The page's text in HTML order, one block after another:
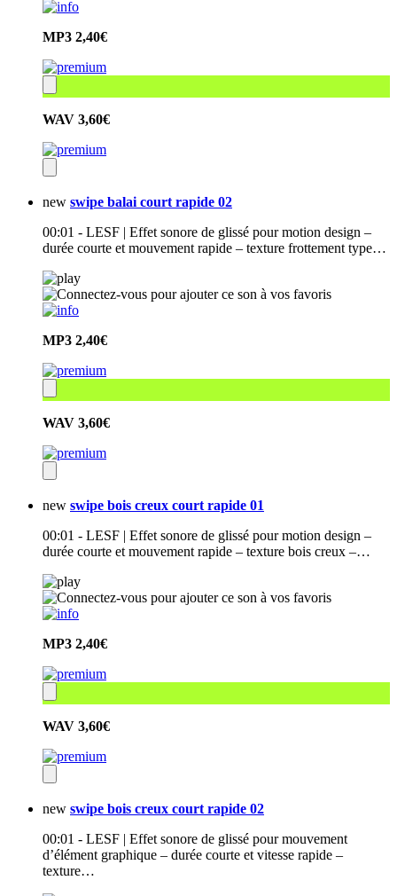
MP3 2,40€
WAV 3,60€
new swipe balai court rapide 02
00:01 - LESF | Effet sonore de glissé pour motion design –
durée courte et mouvement rapide – texture frottement type…
MP3 2,40€
WAV 3,60€
new swipe bois creux court rapide 01
00:01 - LESF | Effet sonore de glissé pour motion design –
durée courte et mouvement rapide – texture bois creux –…
MP3 2,40€
WAV 3,60€
new swipe bois creux court rapide 02
00:01 - LESF | Effet sonore de glissé pour mouvement
d’élément graphique – durée courte et vitesse rapide –
texture…